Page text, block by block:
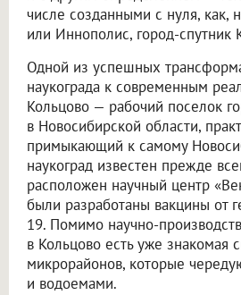
числе созданными с нуля, как,
или Иннополис, город-спутник
Одной из успешных
наукограда к современным
Кольцово — рабочий поселок
в Новосибирской области,
примыкающий к самому
наукоград известен прежде
расположен научный центр
были разработаны вакцины от
19. Помимо научно-
в Кольцово есть уже знакомая
микрорайонов, которые
и водоемами.